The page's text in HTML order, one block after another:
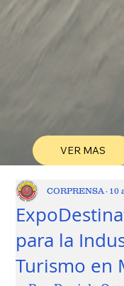
VER MAS
para la
Turismo en
CORPRENSA 10